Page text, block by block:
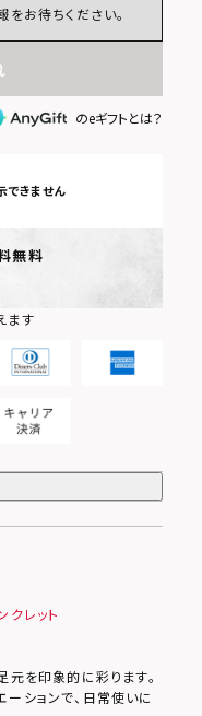
お待ちください。
のeギフトとは？
できません
無料
ます
クレット
元を印象的に彩ります。
ションで、日常使いに